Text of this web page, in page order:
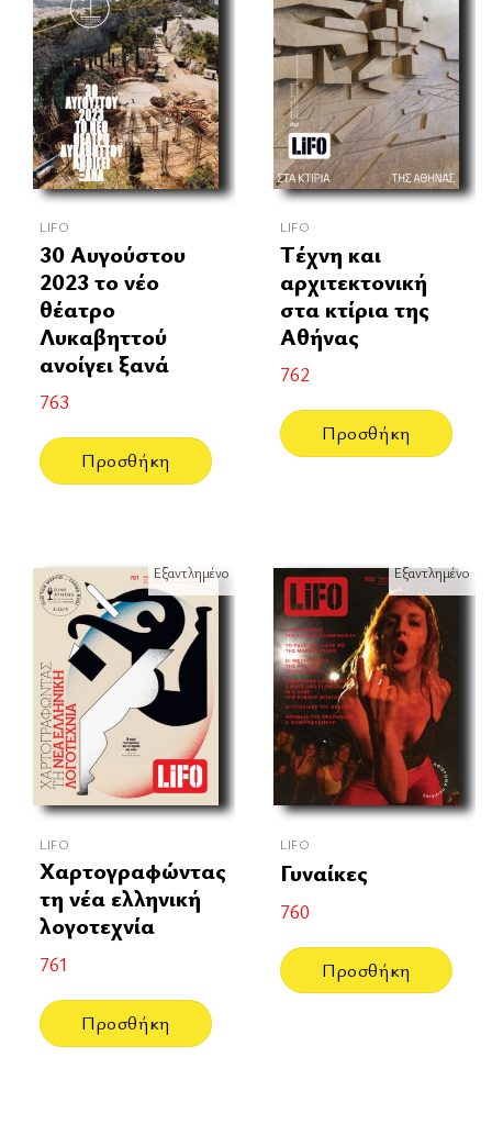
LIFO
30 Αυγούστου
2023 το νέο
θέατρο
Λυκαβηττού
ανοίγει ξανά
763
Προσθήκη
LIFO
Τέχνη και
αρχιτεκτονική
στα κτίρια της
Αθήνας
762
Προσθήκη
Εξαντλημένο
LIFO
Χαρτογραφώντας
τη νέα ελληνική
λογοτεχνία
761
Προσθήκη
Εξαντλημένο
LIFO
Γυναίκες
760
Προσθήκη